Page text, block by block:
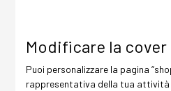
Modificare la
Puoi personalizzare la pagina
rappresentativa della tua attività